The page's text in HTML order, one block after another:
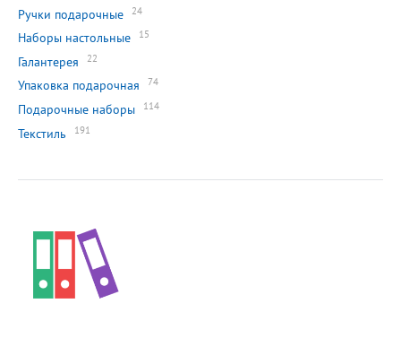
Ручки подарочные 24
Наборы настольные 15
Галантерея 22
Упаковка подарочная 74
Подарочные наборы 114
Текстиль 191